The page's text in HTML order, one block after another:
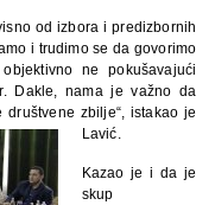
od izbora i predizbornih
i trudimo se da govorimo
ne pokušavajući
Dakle, nama je važno da
zbilje“, istakao je
Lavić.
Kazao je i da je
skup